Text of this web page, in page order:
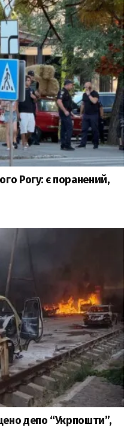
Рогу: є поранений,
депо “Укрпошти”,